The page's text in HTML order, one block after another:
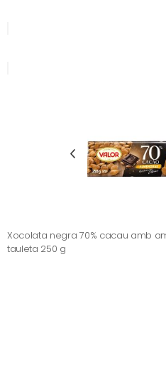
Xocolata negra 70% cacau amb
tauleta 250 g